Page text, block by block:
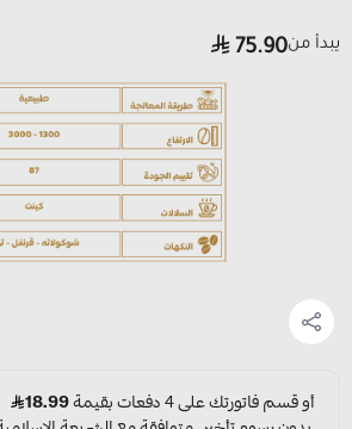
يبدأ من75.90